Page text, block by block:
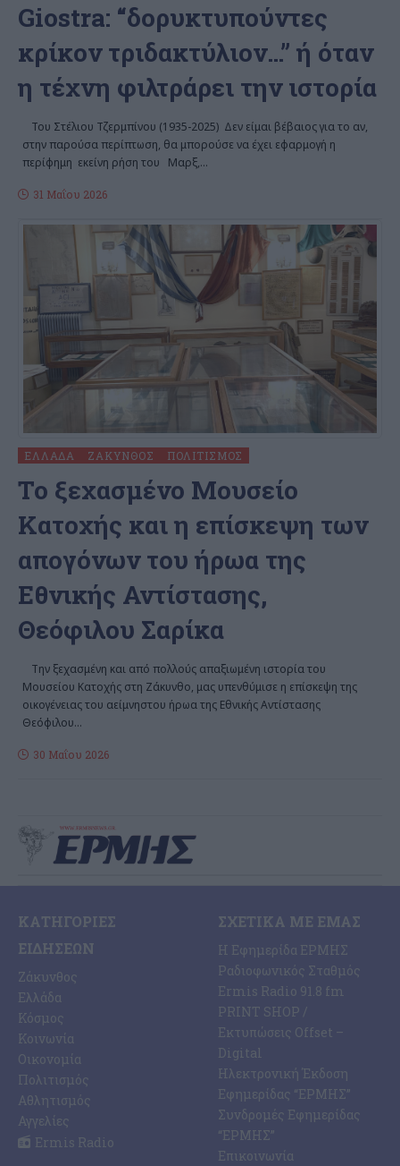
Giostra: “δορυκτυπούντες
κρίκον τριδακτύλιον…” ή όταν
η τέχνη φιλτράρει την ιστορία
Του Στέλιου Τζερμπίνου (1935-2025) Δεν είμαι βέβαιος για το αν,
στην παρούσα περίπτωση, θα μπορούσε να έχει εφαρμογή η
περίφημη εκείνη ρήση του Μαρξ,…
31 Μαΐου 2026
ΕΛΛΆΔΑ ΖΆΚΥΝΘΟΣ ΠΟΛΙΤΙΣΜΌΣ
Το ξεχασμένο Μουσείο
Κατοχής και η επίσκεψη των
απογόνων του ήρωα της
Εθνικής Αντίστασης,
Θεόφιλου Σαρίκα
Την ξεχασμένη και από πολλούς απαξιωμένη ιστορία του
Μουσείου Κατοχής στη Ζάκυνθο, μας υπενθύμισε η επίσκεψη της
οικογένειας του αείμνηστου ήρωα της Εθνικής Αντίστασης
Θεόφιλου…
30 Μαΐου 2026
ΚΑΤΗΓΟΡΊΕΣ
ΕΙΔΉΣΕΩΝ
Ζάκυνθος
Ελλάδα
Κόσμος
Κοινωνία
Οικονομία
Πολιτισμός
Αθλητισμός
Αγγελίες
Ermis Radio
ΣΧΕΤΙΚΆ ΜΕ ΕΜΆΣ
Η Εφημερίδα ΕΡΜΗΣ
Ραδιοφωνικός Σταθμός
Ermis Radio 91.8 fm
PRINT SHOP /
Εκτυπώσεις Offset –
Digital
Ηλεκτρονική Έκδοση
Εφημερίδας “ΕΡΜΗΣ”
Συνδρομές Εφημερίδας
“ΕΡΜΗΣ”
Επικοινωνία